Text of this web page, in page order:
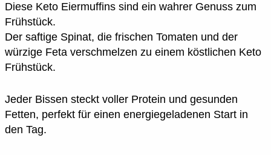
Diese Keto Eiermuffins sind ein wahrer Genuss zum
Frühstück.
Der saftige Spinat, die frischen Tomaten und der
würzige Feta verschmelzen zu einem köstlichen Keto
Frühstück.
Jeder Bissen steckt voller Protein und gesunden
Fetten, perfekt für einen energiegeladenen Start in
den Tag.